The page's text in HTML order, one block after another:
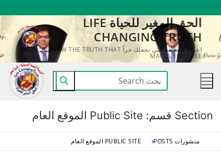
المحتوى
الحق المغير للحياة LIFE
CHANGING TRUTH
اعرف الحقيقة التي تجعلك حراً KNOW THE TRUTH THAT
MAKES YOU FREE
البحث
عن:
Section قسم: Public Site الموقع العام
منشورات POSTS PUBLIC SITE الموقع العام